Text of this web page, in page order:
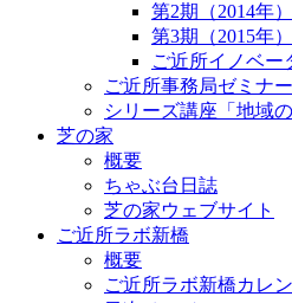
第2期（2014年
第3期（2015年
ご近所イノベー
ご近所事務局ゼミナ
シリーズ講座「地域
芝の家
概要
ちゃぶ台日誌
芝の家ウェブサイト
ご近所ラボ新橋
概要
ご近所ラボ新橋カレ